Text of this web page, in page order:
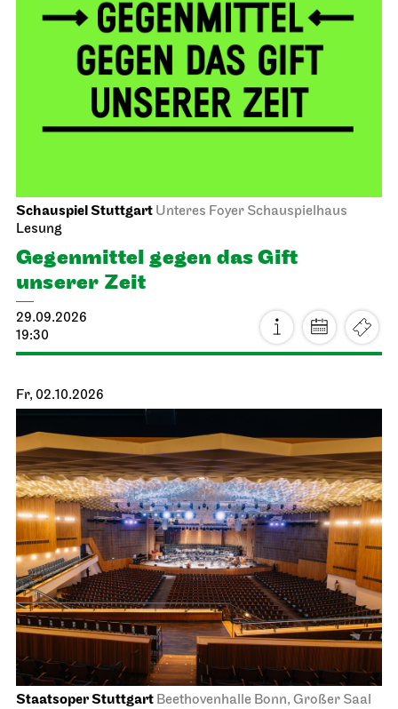
Schauspiel Stuttgart Unteres Foyer Schauspielhaus
Lesung
Gegen­mittel gegen das Gift
unserer Zeit
29.09.2026
19:30
Fr, 02.10.2026
Staatsoper Stuttgart Beethovenhalle Bonn, Großer Saal